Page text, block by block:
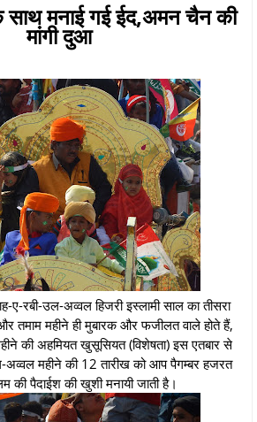
मनाई गई ईद,अमन चैन की
मांगी दुआ
ए-रबी-उल-अव्वल हिजरी इस्लामी साल का तीसरा
तमाम महीने ही मुबारक और फजीलत वाले होते हैं,
की अहमियत खुसूसियत (विशेषता) इस एतबार से
अव्वल महीने की 12 तारीख को आप पैगम्बर हजरत
पैदाईश की खुशी मनायी जाती है।